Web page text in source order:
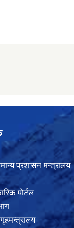
प्रशासन मन्त्रालय
पोर्टल
गृहमन्त्रालय